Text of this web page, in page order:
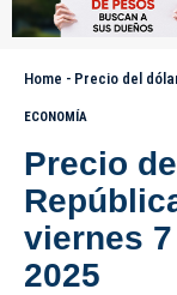
Home - Precio del dólar en
ECONOMÍA
Precio
viernes
2025